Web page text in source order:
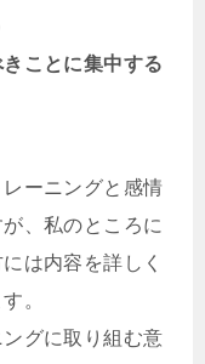
ことに集中する
レーニングと感情
、私のところに
は内容を詳しく
。
グに取り組む意